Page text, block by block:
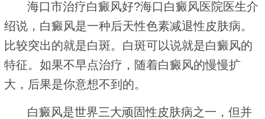
海口市治疗白癜风好?海口白癜风医院医生介
绍说，白癜风是一种后天性色素减退性皮肤病。
比较突出的就是白斑。白斑可以说就是白癜风的
特征。如果不早点治疗，随着白癜风的慢慢扩
大，后果是你意想不到的。
白癜风是世界三大顽固性皮肤病之一，但并